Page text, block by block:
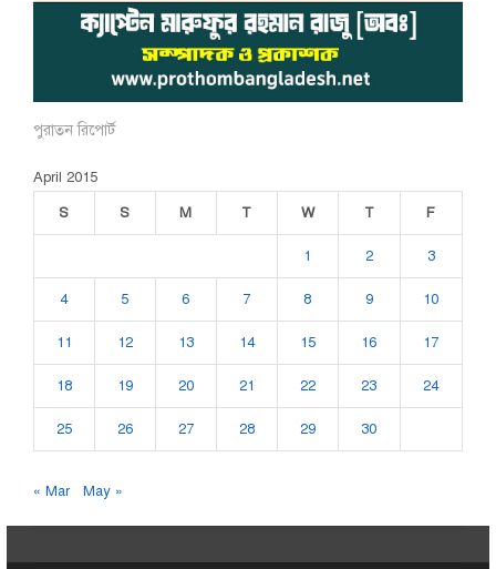
পুরাতন রিপোর্ট
April 2015
S
S M T W T F
1 2 3
4 5 6 7 8 9 10
11 12 13 14 15 16 17
18 19 20 21 22 23 24
25 26 27 28 29 30
« Mar May »